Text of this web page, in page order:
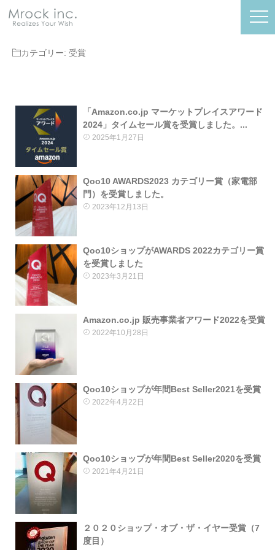
カテゴリー: 受賞
「Amazon.co.jp マーケットプレイスアワード
2024」タイムセール賞を受賞しました。...
2025年1月27日
Qoo10 AWARDS2023 カテゴリー賞（家電部
門）を受賞しました。
2023年12月13日
Qoo10ショップがAWARDS 2022カテゴリー賞
を受賞しました
2023年3月21日
Amazon.co.jp 販売事業者アワード2022を受賞
2022年10月28日
Qoo10ショップが年間Best Seller2021を受賞
2022年4月22日
Qoo10ショップが年間Best Seller2020を受賞
2021年4月21日
２０２０ショップ・オブ・ザ・イヤー受賞（7
度目）